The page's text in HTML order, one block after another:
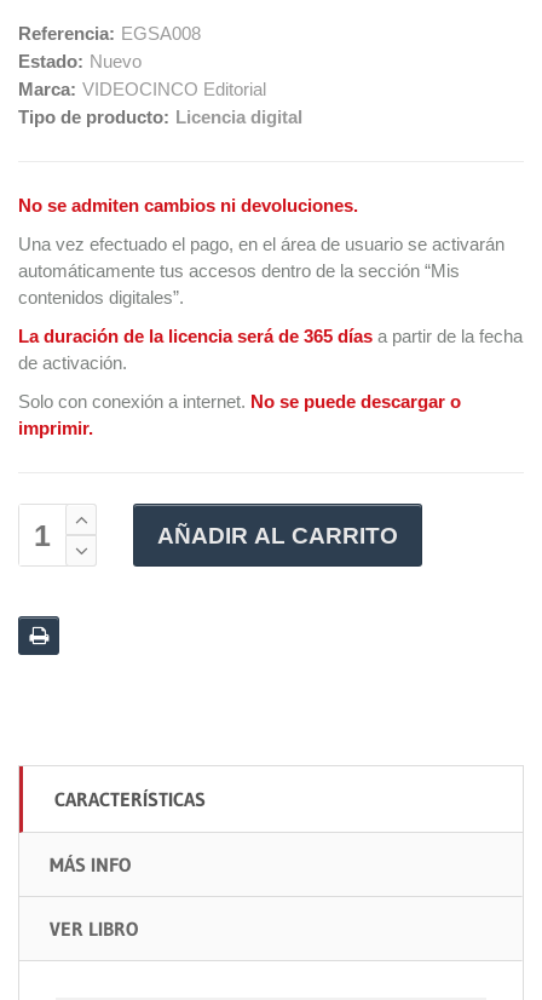
Referencia: EGSA008
Estado: Nuevo
Marca: VIDEOCINCO Editorial
Tipo de producto: Licencia digital
No se admiten cambios ni devoluciones.
Una vez efectuado el pago, en el área de usuario se activarán
automáticamente tus accesos dentro de la sección “Mis
contenidos digitales”.
La duración de la licencia será de 365 días a partir de la fecha
de activación.
Solo con conexión a internet. No se puede descargar o
imprimir.
AÑADIR AL CARRITO
CARACTERÍSTICAS
MÁS INFO
VER LIBRO